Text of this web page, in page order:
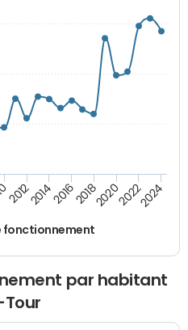
fonctionnement
2012201420162018202020222024
par habitant